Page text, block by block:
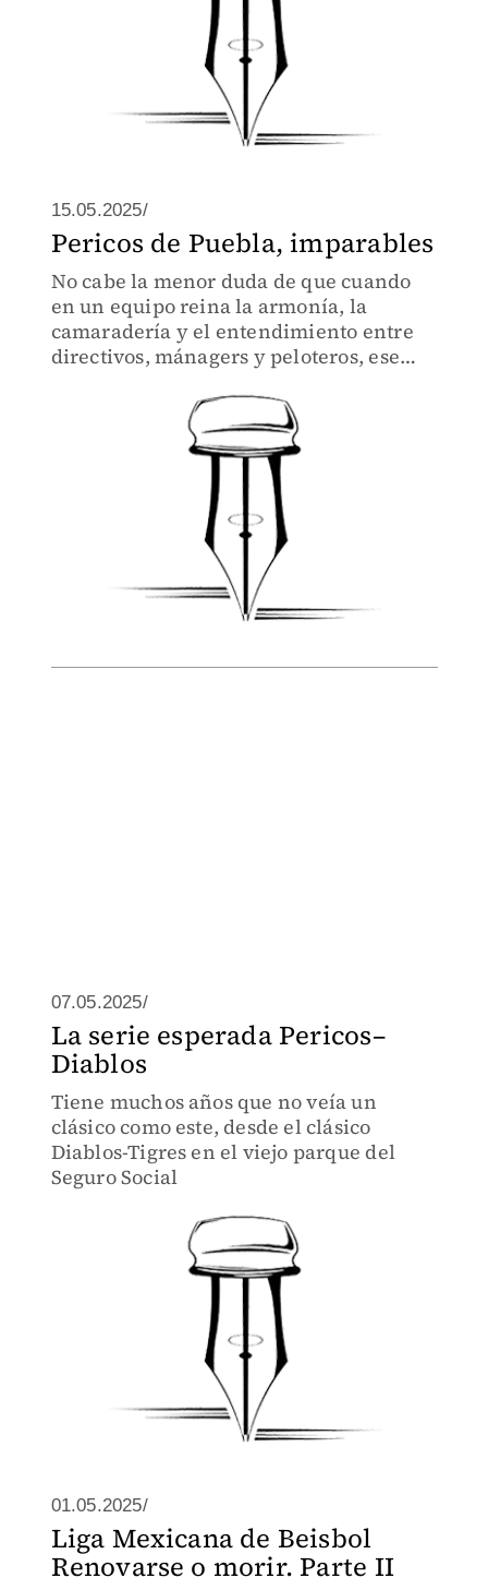
15.05.2025/
Pericos de Puebla, imparables
No cabe la menor duda de que cuando
en un equipo reina la armonía, la
camaradería y el entendimiento entre
directivos, mánagers y peloteros, ese
07.05.2025/
La serie esperada Pericos–
Diablos
Tiene muchos años que no veía un
clásico como este, desde el clásico
Diablos-Tigres en el viejo parque del
Seguro Social
01.05.2025/
Liga Mexicana de Beisbol
Renovarse o morir. Parte II